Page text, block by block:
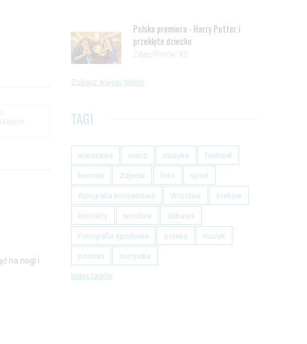
na nogi i
Polska premiera - Harry Potter i
przeklęte dziecko
Zdjęc/filmów: 82
Zobacz więcej galerii
TAGI
warszawa mecz muzyka festiwal
koncert Zdjecia foto sport
fotografia koncertowa Wrocław krakow
koncerty wroclaw zabawa
Fotografia sportowa polska muzyk
poznan rozrywka
Index tagów